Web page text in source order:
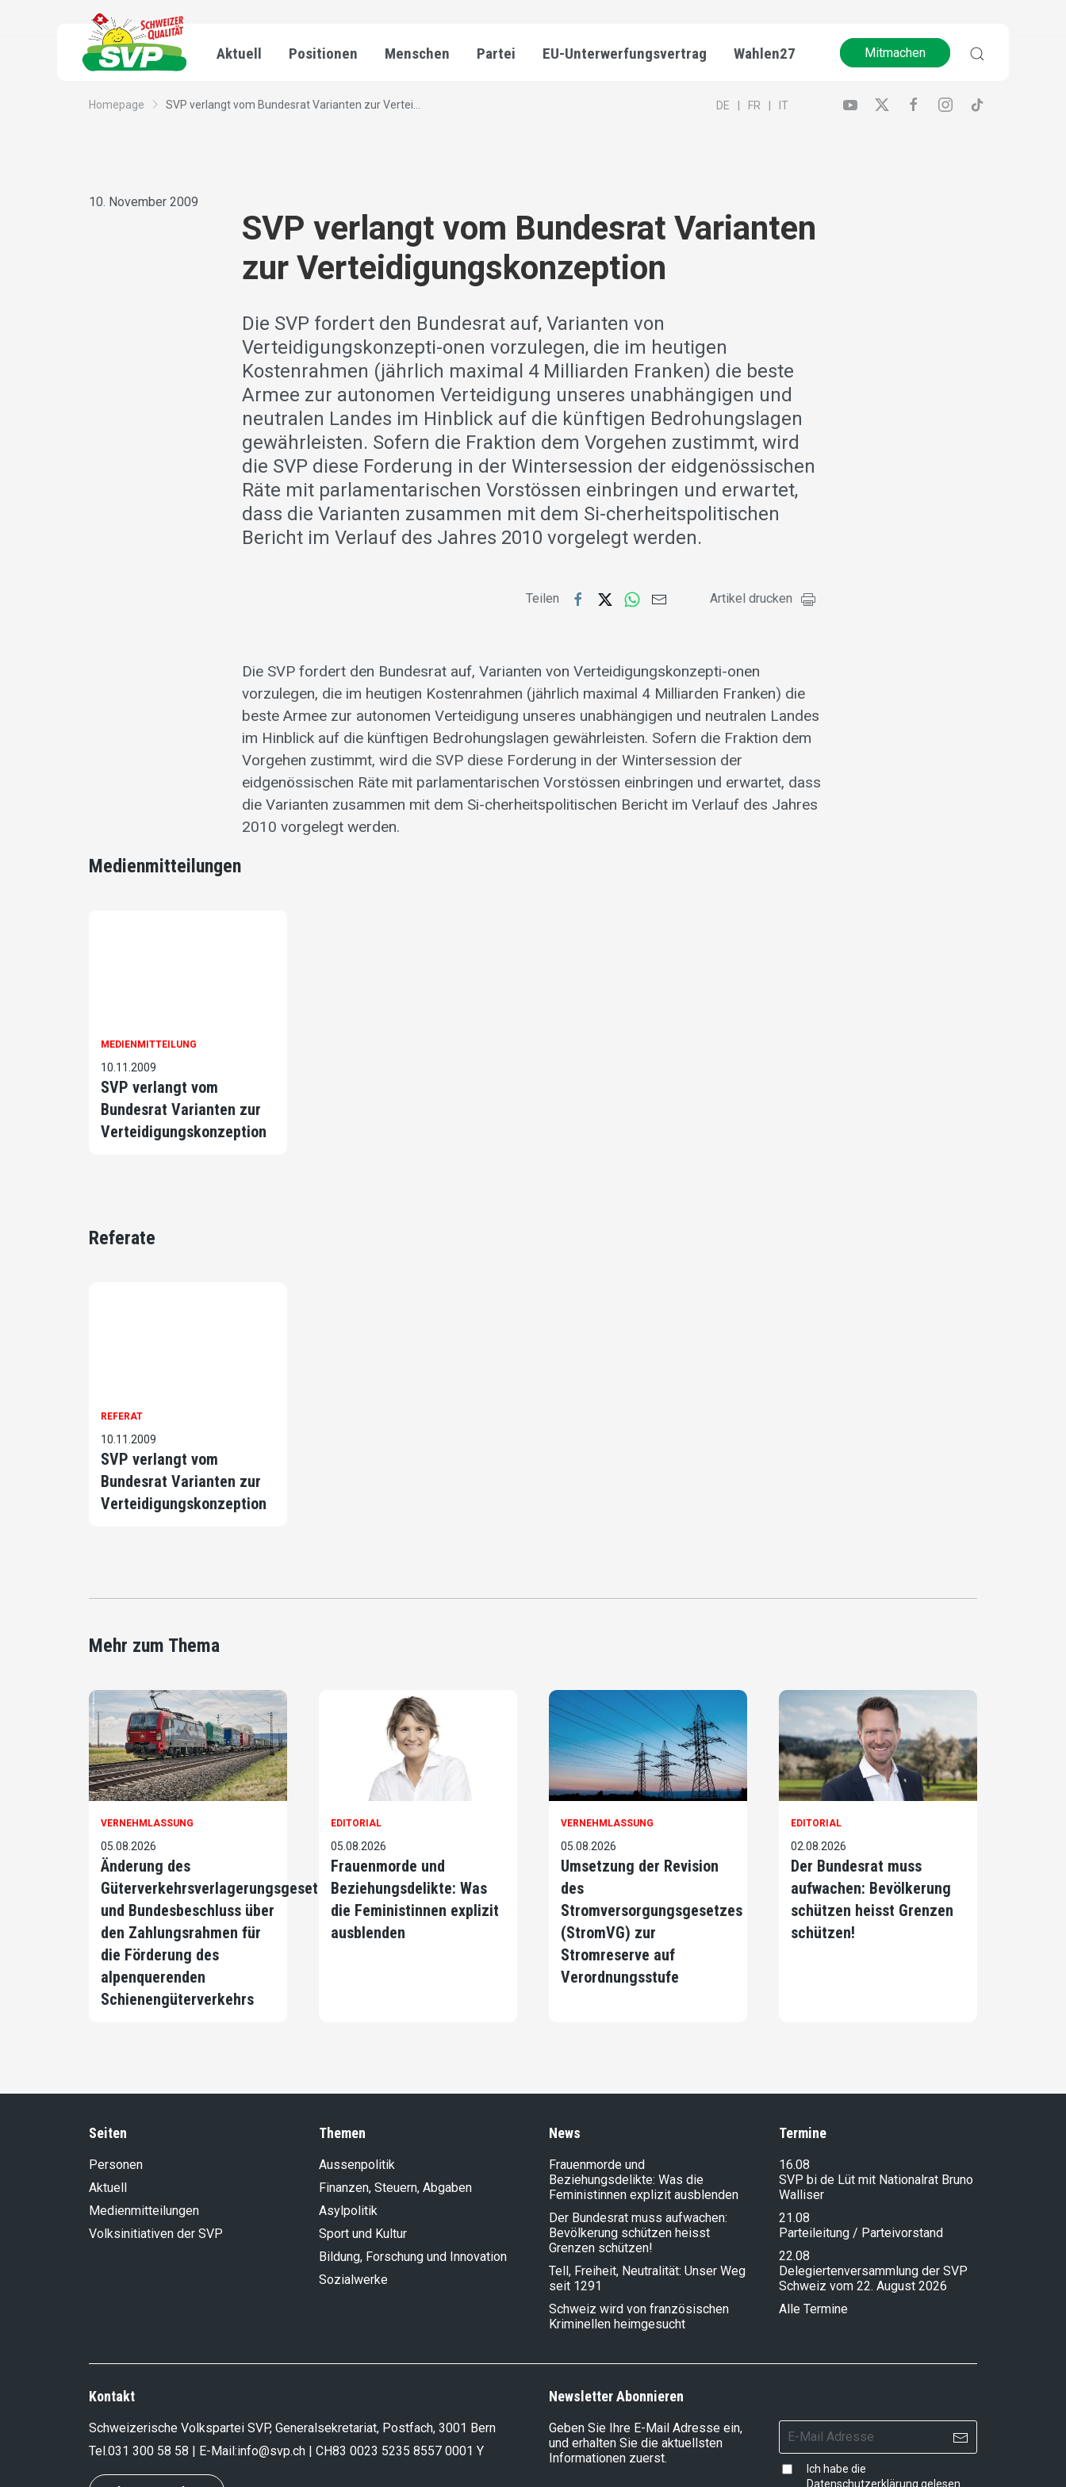
Aktuell Positionen Menschen Partei EU-Unterwerfungsvertrag Wahlen27 Mitmachen
Homepage SVP verlangt vom Bundesrat Varianten zur Vertei... DE FR IT
10. November 2009
SVP verlangt vom Bundesrat Varianten
zur Verteidigungskonzeption
Die SVP fordert den Bundesrat auf, Varianten von
Verteidigungskonzepti-onen vorzulegen, die im heutigen
Kostenrahmen (jährlich maximal 4 Milliarden Franken) die beste
Armee zur autonomen Verteidigung unseres unabhängigen und
neutralen Landes im Hinblick auf die künftigen Bedrohungslagen
gewährleisten. Sofern die Fraktion dem Vorgehen zustimmt, wird
die SVP diese Forderung in der Wintersession der eidgenössischen
Räte mit parlamentarischen Vorstössen einbringen und erwartet,
dass die Varianten zusammen mit dem Si-cherheitspolitischen
Bericht im Verlauf des Jahres 2010 vorgelegt werden.
Teilen Artikel drucken
Die SVP fordert den Bundesrat auf, Varianten von Verteidigungskonzepti-onen
vorzulegen, die im heutigen Kostenrahmen (jährlich maximal 4 Milliarden Franken) die
beste Armee zur autonomen Verteidigung unseres unabhängigen und neutralen Landes
im Hinblick auf die künftigen Bedrohungslagen gewährleisten. Sofern die Fraktion dem
Vorgehen zustimmt, wird die SVP diese Forderung in der Wintersession der
eidgenössischen Räte mit parlamentarischen Vorstössen einbringen und erwartet, dass
die Varianten zusammen mit dem Si-cherheitspolitischen Bericht im Verlauf des Jahres
2010 vorgelegt werden.
Medienmitteilungen
MEDIENMITTEILUNG
10.11.2009
SVP verlangt vom
Bundesrat Varianten zur
Verteidigungskonzeption
Referate
REFERAT
10.11.2009
SVP verlangt vom
Bundesrat Varianten zur
Verteidigungskonzeption
Mehr zum Thema
VERNEHMLASSUNG
05.08.2026
Änderung des
Güterverkehrsverlagerungsgesetzes
und Bundesbeschluss über
den Zahlungsrahmen für
die Förderung des
alpenquerenden
Schienengüterverkehrs
EDITORIAL
05.08.2026
Frauenmorde und
Beziehungsdelikte: Was
die Feministinnen explizit
ausblenden
VERNEHMLASSUNG
05.08.2026
Umsetzung der Revision
des
Stromversorgungsgesetzes
(StromVG) zur
Stromreserve auf
Verordnungsstufe
EDITORIAL
02.08.2026
Der Bundesrat muss
aufwachen: Bevölkerung
schützen heisst Grenzen
schützen!
Seiten
Personen
Aktuell
Medienmitteilungen
Volksinitiativen der SVP
Themen
Aussenpolitik
Finanzen, Steuern, Abgaben
Asylpolitik
Sport und Kultur
Bildung, Forschung und Innovation
Sozialwerke
News
Frauenmorde und
Beziehungsdelikte: Was die
Feministinnen explizit ausblenden
Der Bundesrat muss aufwachen:
Bevölkerung schützen heisst
Grenzen schützen!
Tell, Freiheit, Neutralität: Unser Weg
seit 1291
Schweiz wird von französischen
Kriminellen heimgesucht
Termine
16.08
SVP bi de Lüt mit Nationalrat Bruno
Walliser
21.08
Parteileitung / Parteivorstand
22.08
Delegiertenversammlung der SVP
Schweiz vom 22. August 2026
Alle Termine
Kontakt
Schweizerische Volkspartei SVP, Generalsekretariat, Postfach, 3001 Bern
Tel.031 300 58 58 | E-Mail:info@svp.ch | CH83 0023 5235 8557 0001 Y
Newsletter Abonnieren
Geben Sie Ihre E-Mail Adresse ein,
und erhalten Sie die aktuellsten
Informationen zuerst.
Ich habe die
Datenschutzerklärung gelesen